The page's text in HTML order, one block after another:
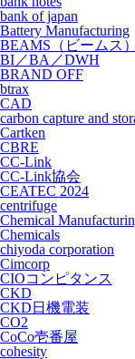
bank of japan
Battery Manufacturing
BEAMS（ビームス）
BI／BA／DWH
BRAND OFF
btrax
CAD
carbon capture and
Cartken
CBRE
CC-Link
CC-Link協会
CEATEC 2024
centrifuge
Chemical
Chemicals
chiyoda corporation
Cimcorp
CIOコンピタンス
CKD
CKD日機電装
CO2
CoCo壱番屋
cohesity